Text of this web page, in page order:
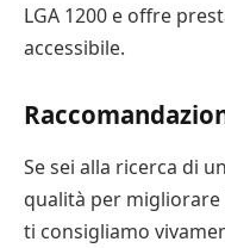
LGA 1200 e offre
accessibile.
Se sei alla ricerca di
qualità per
ti consigliamo